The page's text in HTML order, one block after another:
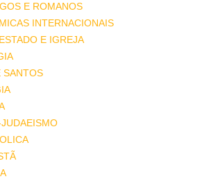
E ROMANOS
INTERNACIONAIS
E IGREJA
SANTOS